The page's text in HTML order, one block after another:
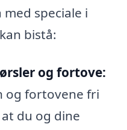
speciale i
bistå:
og fortove:
og fortovene fri
du og dine